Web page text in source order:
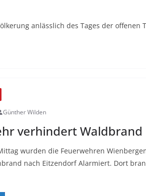
anlässlich des Tages der offenen
Günther Wilden
verhindert Waldbrand
wurden die Feuerwehren
nach Eitzendorf Alarmiert. Dort